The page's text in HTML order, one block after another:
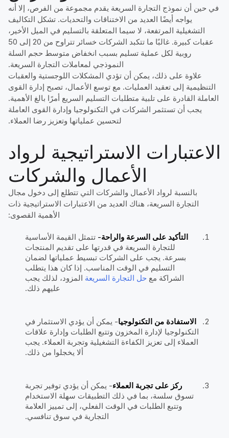
في حين أن نموذج التجارة السريعة يقدم مجموعة من الفرص، إلا أنه
يواجه أيضًا العديد من الاختناقات والتحديات. تشكل التكاليف
التشغيلية المرتفعة، لا سيما المتعلقة بالتسليم في الميل الأخير،
عقبات كبيرة. غالبًا ما تتكبد الشركات خسائر تتراوح من 20 إلى 50
روبية لكل عملية تسليم بسبب انخفاض متوسط حجم السلة
النموذجي لمعاملات التجارة السريعة.
علاوة على ذلك، يمكن أن تؤدي المشكلات اللوجستية والعقبات
التنظيمية إلى تعقيد العمليات. مع توسع الأعمال، تصبح إدارة القوى
العاملة القادرة على تلبية متطلبات التسليم السريع أمرًا بالغ الأهمية.
يجب أن تستثمر الشركات في التكنولوجيا وإدارة القوى العاملة
لتحسين عملياتها وتعزيز رضا العملاء.
الاعتبارات الاستراتيجية لرواد
الأعمال والشركات
بالنسبة لرواد الأعمال والشركات التي تتطلع إلى دخول مجال
التجارة السريعة، هناك العديد من الاعتبارات الاستراتيجية ذات
الأهمية القصوى:
التأكيد على السرعة والراحة- تتمثل القيمة الأساسية
للتجارة السريعة في قدرتها على تقديم المنتجات
بسرعة. يجب على الشركات تبسيط عملياتها لضمان
التسليم في الوقت المناسب. إذا كان هذا يتطلب
الشراكة مع حل التجارة السريعة المزود، لذلك يجب
عليهم ذلك.
الاستفادة من التكنولوجيا- يمكن أن يؤدي الاستثمار في
التكنولوجيا لإدارة المخزون وتتبع الطلبات وإدارة علاقات
العملاء إلى تعزيز الكفاءة التشغيلية وتجربة العملاء. يجب
ألا يخجلوا من ذلك.
ركز على تجربة العملاء- يمكن أن يؤدي توفير تجربة
تسوق سلسة، بما في ذلك التطبيقات سهلة الاستخدام
وتتبع الطلبات في الوقت الفعلي، إلى تمييز العلامة
التجارية في سوق تنافسي.